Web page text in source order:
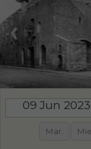
❮
09 Jun 2023
Mar.